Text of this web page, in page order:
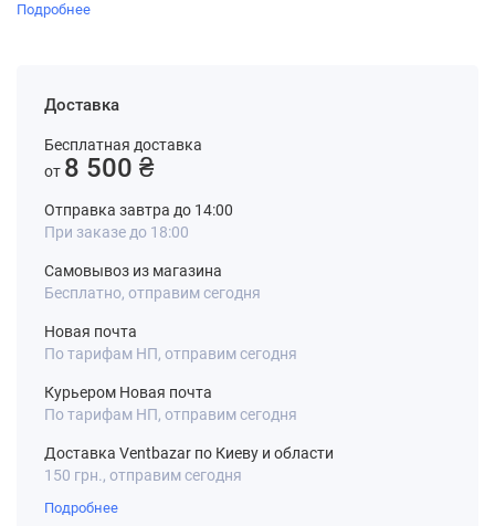
Подробнее
Доставка
Бесплатная доставка
от 8 500 ₴
Отправка завтра до 14:00
При заказе до 18:00
Самовывоз из магазина
Бесплатно, отправим сегодня
Новая почта
По тарифам НП, отправим сегодня
Курьером Новая почта
По тарифам НП, отправим сегодня
Доставка Ventbazar по Киеву и области
150 грн., отправим сегодня
Подробнее